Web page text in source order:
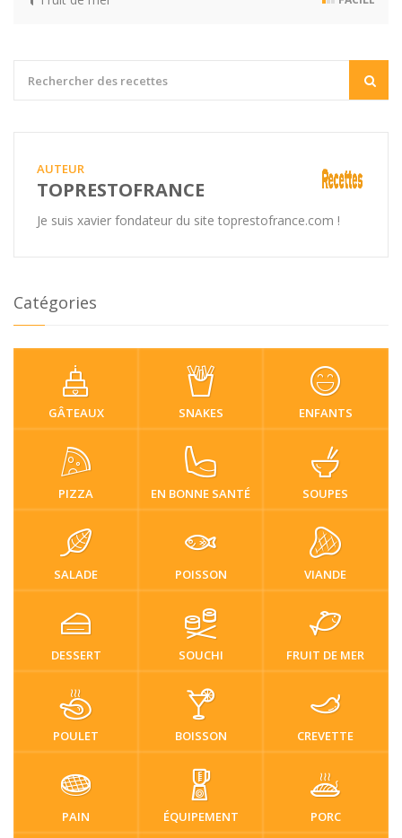
AUTEUR
TOPRESTOFRANCE
Je suis xavier fondateur du site toprestofrance.com !
Catégories
GÂTEAUX SNAKES ENFANTS
PIZZA EN BONNE SANTÉ SOUPES
SALADE POISSON VIANDE
DESSERT SOUCHI FRUIT DE MER
POULET BOISSON CREVETTE
PAIN ÉQUIPEMENT PORC